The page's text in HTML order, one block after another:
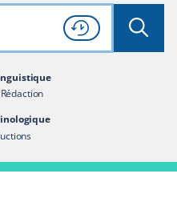
dans tout le site
Lancer
Consulter l'
Historique
de recherche